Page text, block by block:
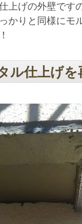
上げの外壁です
かりと同様にモ
ル仕上げ